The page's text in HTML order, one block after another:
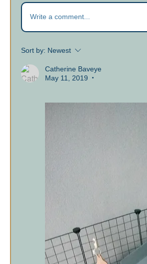
Write a comment...
Sort by: Newest
Catherine Baveye
May 11, 2019
•